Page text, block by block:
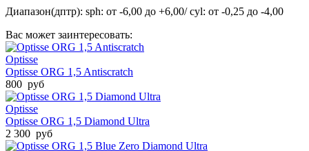
Диапазон(дптр): sph: от -6,00 до +6,00/ cyl: от -0,25 до -4,00
Вас может заинтересовать:
Optisse
Optisse ORG 1,5 Antiscratch
800 руб
Optisse
Optisse ORG 1,5 Diamond Ultra
2 300 руб